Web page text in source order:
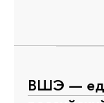
ВШЭ —